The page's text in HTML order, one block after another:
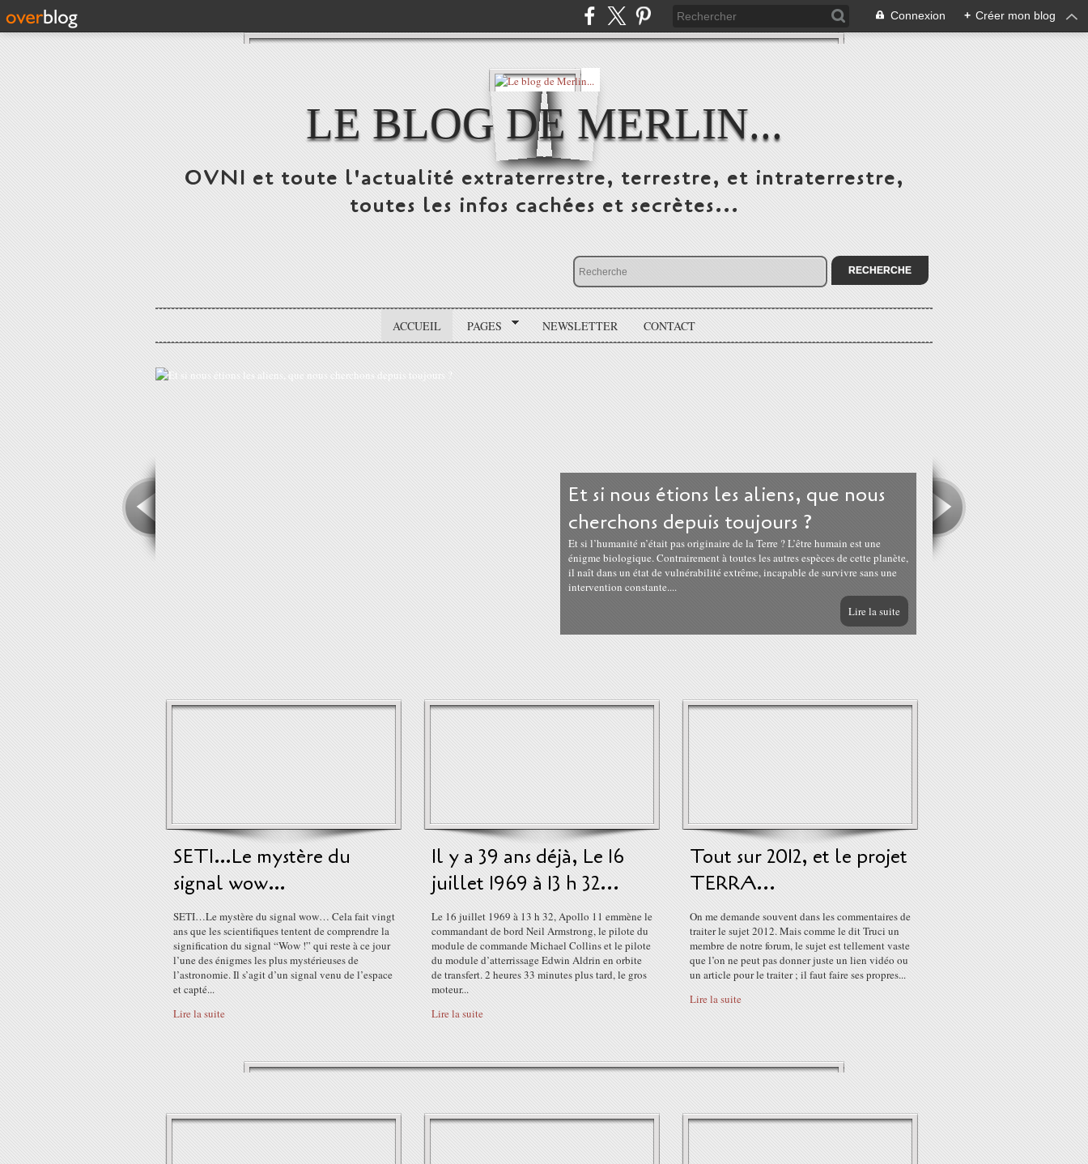
Connexion + Créer mon blog
LE BLOG DE MERLIN...
OVNI et toute l'actualité extraterrestre, terrestre, et intraterrestre,
toutes les infos cachées et secrètes...
ACCUEIL PAGES NEWSLETTER CONTACT
Et si nous étions les aliens, que nous
cherchons depuis toujours ?
Et si l’humanité n’était pas originaire de la Terre ? L’être humain est une
énigme biologique. Contrairement à toutes les autres espèces de cette planète,
il naît dans un état de vulnérabilité extrême, incapable de survivre sans une
intervention constante....
Lire la suite
SETI…Le mystère du
signal wow…
SETI…Le mystère du signal wow… Cela fait vingt
ans que les scientifiques tentent de comprendre la
signification du signal “Wow !” qui reste à ce jour
l’une des énigmes les plus mystérieuses de
l’astronomie. Il s’agit d’un signal venu de l’espace
et capté...
Lire la suite
Il y a 39 ans déjà, Le 16
juillet 1969 à 13 h 32...
Le 16 juillet 1969 à 13 h 32, Apollo 11 emmène le
commandant de bord Neil Armstrong, le pilote du
module de commande Michael Collins et le pilote
du module d’atterrissage Edwin Aldrin en orbite
de transfert. 2 heures 33 minutes plus tard, le gros
moteur...
Lire la suite
Tout sur 2012, et le projet
TERRA...
On me demande souvent dans les commentaires de
traiter le sujet 2012. Mais comme le dit Truci un
membre de notre forum, le sujet est tellement vaste
que l’on ne peut pas donner juste un lien vidéo ou
un article pour le traiter ; il faut faire ses propres...
Lire la suite